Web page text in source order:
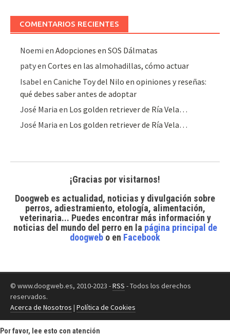
COMENTARIOS RECIENTES
Noemi enAdopciones en SOS Dálmatas
patyenCortes en las almohadillas, cómo actuar
Isabel enCaniche Toy del Nilo en opiniones y reseñas:
qué debes saber antes de adoptar
José Maria en Los golden retriever de Ría Vela…
José Maria en Los golden retriever de Ría Vela…
¡Gracias por visitarnos!
Doogweb es actualidad, noticias y divulgación sobre
perros, adiestramiento, etología, alimentación,
veterinaria... Puedes encontrar más información y
noticias del mundo del perroen la página principal de
doogweb o en Facebook
© www.doogweb.es, 2010-2023 -RSS - Todos los derechos
reservados.
Acerca de Nosotros | Política de Cookies
Por favor, lee esto con atención